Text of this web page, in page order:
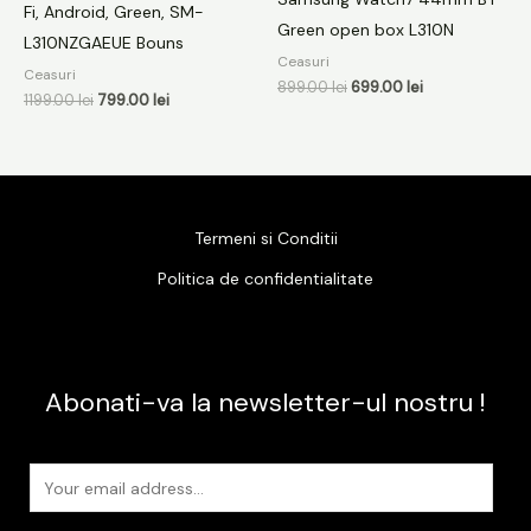
Fi, Android, Green, SM-
L310NZGAEUE Bouns
Ceasuri
1199.00lei 799.00 lei
Green open box L310N
Ceasuri
899.00lei699.00lei
Termeni si Conditii
Politica de confidentialitate
Abonati-va la newsletter-ul nostru !
m